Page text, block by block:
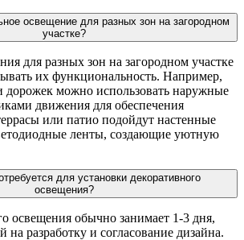
освещение для разных зон на загородном
участке?
для разных зон на загородном участке
их функциональность. Например,
дорожек можно использовать наружные
движения для обеспечения
или патио подойдут настенные
ленты, создающие уютную
для установки декоративного
освещения?
освещения обычно занимает 1-3 дня,
на разработку и согласование дизайна.